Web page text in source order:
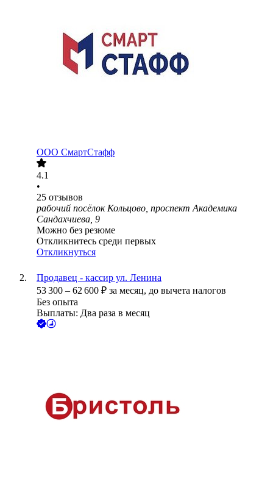
ООО СмартСтафф
4.1
•
25 отзывов
рабочий посёлок Кольцово, проспект Академика
Сандахчиева, 9
Можно без резюме
Откликнитесь среди первых
Откликнуться
Продавец - кассир ул. Ленина
53 300 – 62 600 ₽ за месяц, до вычета налогов
Без опыта
Выплаты: Два раза в месяц